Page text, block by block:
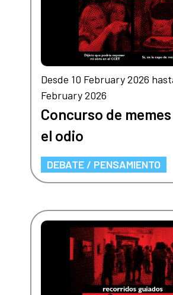
Desde 10 February 2026
February 2026
Concurso de
el odio
DEBATE / PENSAMIENTO